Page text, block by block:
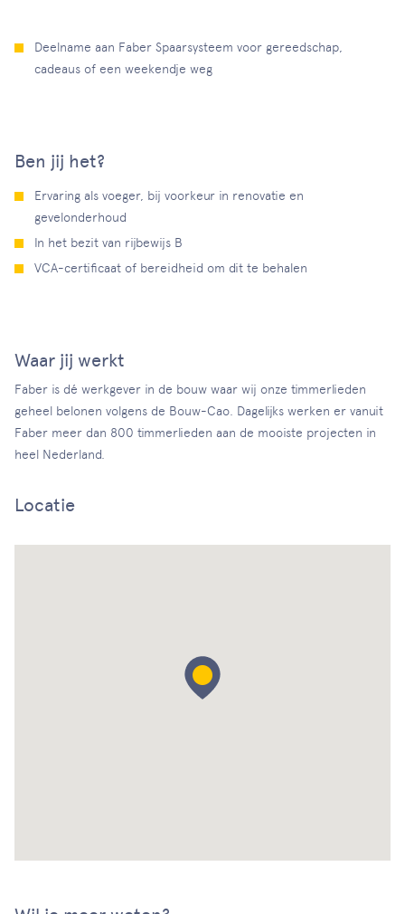
Deelname aan Faber Spaarsysteem voor gereedschap,
cadeaus of een weekendje weg
Ben jij het?
Ervaring als voeger, bij voorkeur in renovatie en
gevelonderhoud
In het bezit van rijbewijs B
VCA-certificaat of bereidheid om dit te behalen
Waar jij werkt
Faber is dé werkgever in de bouw waar wij onze timmerlieden
geheel belonen volgens de Bouw-Cao. Dagelijks werken er vanuit
Faber meer dan 800 timmerlieden aan de mooiste projecten in
heel Nederland.
Locatie